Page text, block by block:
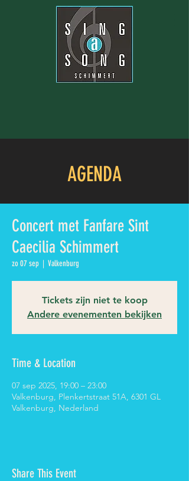
AGENDA
Concert met Fanfare Sint
Caecilia Schimmert
zo 07 sep
  |
Valkenburg
Tickets zijn niet te koop
Andere evenementen bekijken
Time & Location
07 sep 2025, 19:00 – 23:00
Valkenburg, Plenkertstraat 51A, 6301 GL
Valkenburg, Nederland
Share This Event